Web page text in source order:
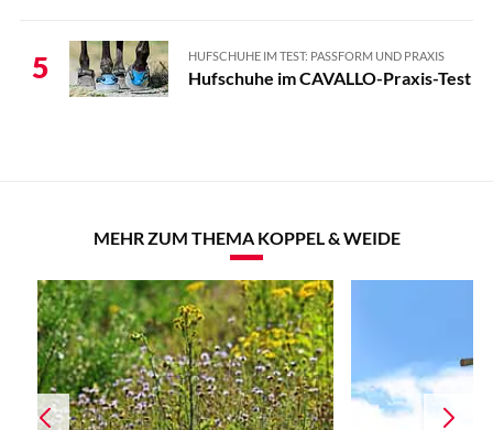
5 HUFSCHUHE IM TEST: PASSFORM UND PRAXIS
Hufschuhe im CAVALLO-Praxis-Test
MEHR ZUM THEMA KOPPEL & WEIDE